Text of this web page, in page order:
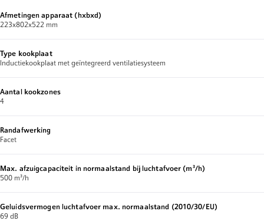
Afmetingen apparaat (hxbxd)
223x802x522 mm
Type kookplaat
Inductiekookplaat met geïntegreerd ventilatiesysteem
Aantal kookzones
4
Randafwerking
Facet
Max. afzuigcapaciteit in normaalstand bij luchtafvoer (m³/h)
500 m³/h
Geluidsvermogen luchtafvoer max. normaalstand (2010/30/EU)
69 dB